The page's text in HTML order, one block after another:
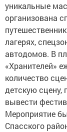
уникальные
организована
лагерях,
автодомов. В
«Хранителей»
количество
детскую сцену,
вывести
Мероприятие
Спасского